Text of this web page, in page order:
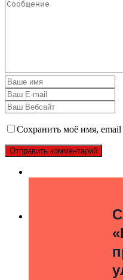
Сохранить моё имя,